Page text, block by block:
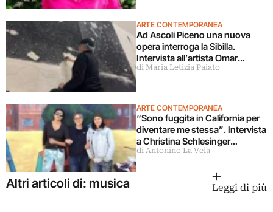
ARTE CONTEMPORANEA
Ad Ascoli Piceno una nuova
opera interroga la Sibilla.
Intervista all’artista Omar
Galliani
di Maria Letizia Paiato
ARTE CONTEMPORANEA
“Sono fuggita in California per
diventare me stessa”. Intervista
a Christina Schlesinger
delle Guerrilla Girls
di Antonino La Vela
Altri articoli di: musica Leggi di più